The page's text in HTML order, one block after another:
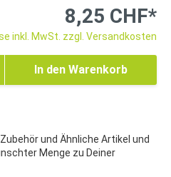
8,25 CHF*
inkl. MwSt. zzgl. Versandkosten
In den Warenkorb
und Ähnliche Artikel und
Menge zu Deiner